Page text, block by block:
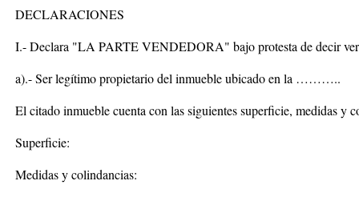
DECLARACIONES
I.- Declara "LA PARTE VENDEDORA" bajo protesta de decir
a).- Ser legítimo propietario del inmueble ubicado en la ………..
El citado inmueble cuenta con las siguientes superficie, medidas y
Superficie:
Medidas y colindancias: